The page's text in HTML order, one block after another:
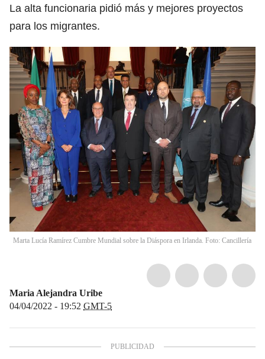
La alta funcionaria pidió más y mejores proyectos
para los migrantes.
Marta Lucía Ramírez Cumbre Mundial sobre la Diáspora en Irlanda. Foto: Cancillería
Maria Alejandra Uribe
04/04/2022 - 19:52 GMT-5